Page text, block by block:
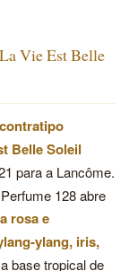
Vie Est Belle
contratipo
Belle Soleil
para a Lancôme.
128 abre
rosa e
ylang, iris,
base tropical de